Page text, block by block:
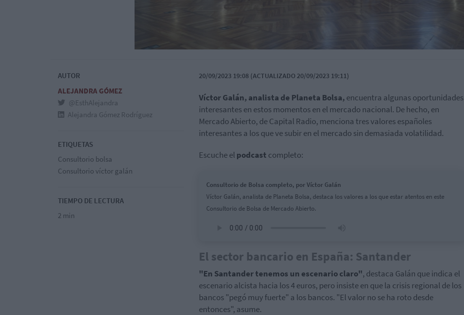
AUTOR
ALEJANDRA GÓMEZ
@EsthAlejandra
Alejandra Gómez Rodríguez
ETIQUETAS
Consultorio bolsa
Consultorio víctor galán
TIEMPO DE LECTURA
2 min
20/09/2023 19:08 (ACTUALIZADO 20/09/2023 19:11)
Víctor Galán, analista de Planeta Bolsa, encuentra algunas oportunidades
interesantes en estos momentos en el mercado nacional. De hecho, en
Mercado Abierto, de Capital Radio, menciona tres valores españoles
interesantes a los que ve subir en el mercado sin demasiada volatilidad.
Escuche elpodcast completo:
Consultorio de Bolsa completo, por Víctor Galán
Víctor Galán, analista de Planeta Bolsa, destaca los valores a los que estar atentos en este
Consultorio de Bolsa de Mercado Abierto.
El sector bancario en España: Santander
"En Santander tenemos un escenario claro", destaca Galán que indica el
escenario alcista hacia los 4 euros, pero insiste en que la crisis regional de los
bancos "pegó muy fuerte" a los bancos. "El valor no se ha roto desde
entonces", asume.